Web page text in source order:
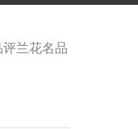
兰花名品